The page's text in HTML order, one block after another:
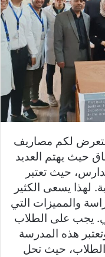
لكم مصاريف
حيث يهتم العديد
حيث تعتبر
لهذا يسعى الكثير
والمميزات التي
يجب على الطلاب
هذه المدرسة
الطلاب، حيث تحل